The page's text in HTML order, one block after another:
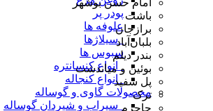
پودر پر
علوفه ها
_سیلاژها
سبوس ها
_انواع کنسانتره
_انواع کنجاله
محصولات گاوی و گوساله
_سیراب و شیردان گوساله
امام حسن بوشهر
باشت
برازجان
بلبان‌آباد
بندر دیلم
بوئین و میاندشت
پل سفید
ترک
جاجرم